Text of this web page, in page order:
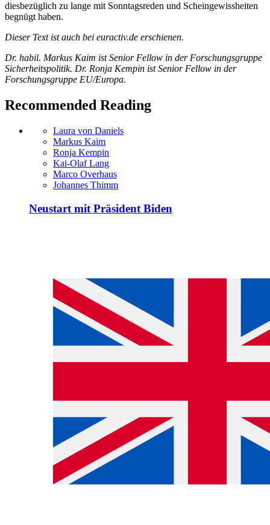
diesbezüglich zu lange mit Sonntagsreden und Scheingewissheiten
begnügt haben.
Dieser Text ist auch bei euractiv.de erschienen.
Dr. habil. Markus Kaim ist Senior Fellow in der Forschungsgruppe
Sicherheitspolitik. Dr. Ronja Kempin ist Senior Fellow in der
Forschungsgruppe EU/Europa.
Recommended Reading
Laura von Daniels
Markus Kaim
Ronja Kempin
Kai-Olaf Lang
Marco Overhaus
Johannes Thimm
Neustart mit Präsident Biden